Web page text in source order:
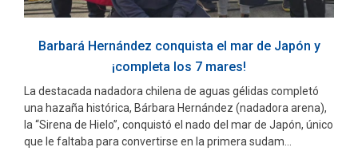
Barbará Hernández conquista el mar de Japón y
¡completa los 7 mares!
La destacada nadadora chilena de aguas gélidas completó
una hazaña histórica, Bárbara Hernández (nadadora arena),
la “Sirena de Hielo”, conquistó el nado del mar de Japón, único
que le faltaba para convertirse en la primera sudam...